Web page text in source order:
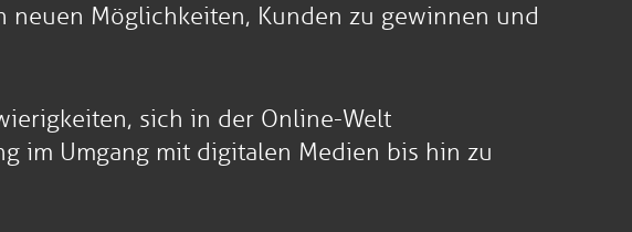
neuen Möglichkeiten, Kunden zu gewinnen und
sich in der Online-Welt
im Umgang mit digitalen Medien bis hin zu